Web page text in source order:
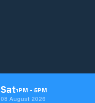
Sat1PM - 5PM
08 August 2026